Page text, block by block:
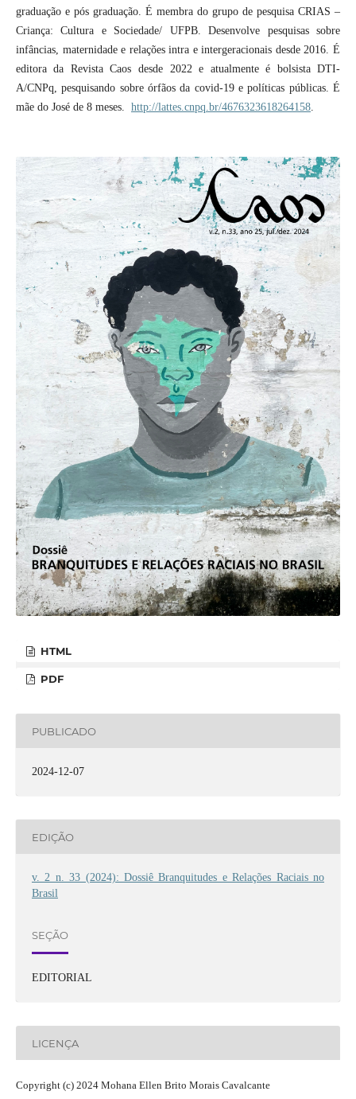
graduação e pós graduação. É membra do grupo de pesquisa CRIAS –
Criança: Cultura e Sociedade/ UFPB. Desenvolve pesquisas sobre
infâncias, maternidade e relações intra e intergeracionais desde 2016. É
editora da Revista Caos desde 2022 e atualmente é bolsista DTI-
A/CNPq, pesquisando sobre órfãos da covid-19 e políticas públicas. É
mãe do José de 8 meses. http://lattes.cnpq.br/4676323618264158.
HTML
PDF
PUBLICADO
2024-12-07
EDIÇÃO
v. 2 n. 33 (2024): Dossiê Branquitudes e Relações Raciais no
Brasil
SEÇÃO
EDITORIAL
LICENÇA
Copyright (c) 2024 Mohana Ellen Brito Morais Cavalcante